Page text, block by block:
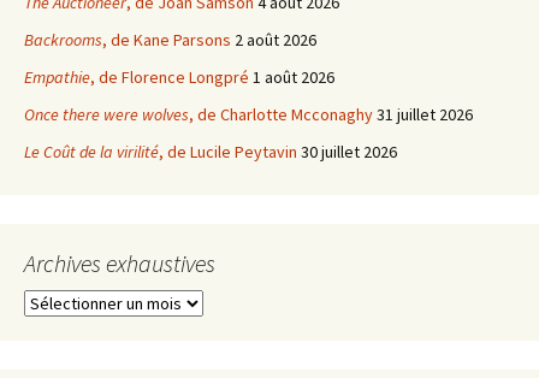
Backrooms, de Kane Parsons 2 août 2026
Empathie, de Florence Longpré 1 août 2026
Once there were wolves, de Charlotte Mcconaghy31 juillet 2026
Le Coût de la virilité, de Lucile Peytavin 30 juillet 2026
Archives exhaustives
Archives